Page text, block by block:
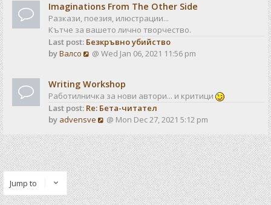
w
t
h
e
l
e
s
t
p
o
s
t
Imaginations From The Other Side
Разкази, поезия, илюстрации...
Кътче за вашето лично творчество.
Last post: Безкръвно убийство
byВалсо
V
w
t
h
e
l
a
t
e
s
t
p
@ Wed Jan 06, 2021 11:56 pm
Writing Workshop
Работилничка за нови автори... и критици
Last post: Re: Бета-читател
by advensve
V
e
w
t
h
e
l
@ Mon Dec 27, 2021 5:12 pm
Jump to